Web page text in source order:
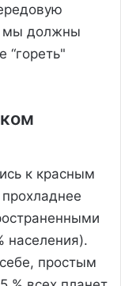
мы должны
“гореть"
к красным
населения).
простым